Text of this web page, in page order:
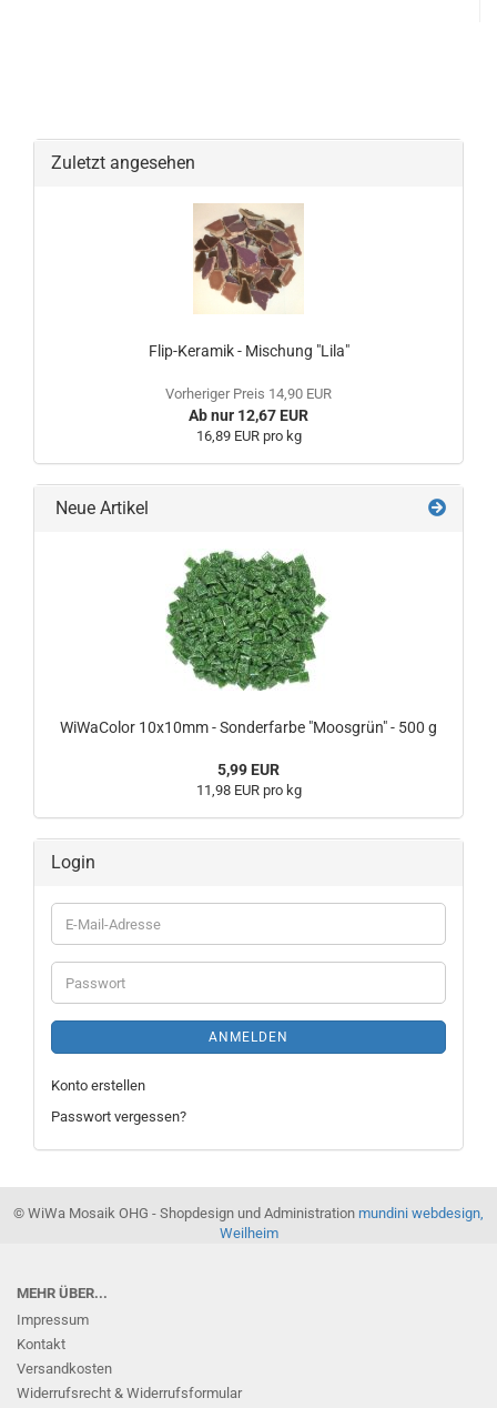
Zuletzt angesehen
Flip-Keramik - Mischung "Lila"
Vorheriger Preis 14,90 EUR
Ab nur 12,67 EUR
16,89 EUR pro kg
Neue Artikel
WiWaColor 10x10mm - Sonderfarbe "Moosgrün" - 500 g
5,99 EUR
11,98 EUR pro kg
Login
E-
Mail-
Adresse
Passwort
ANMELDEN
Konto erstellen
Passwort vergessen?
© WiWa Mosaik OHG - Shopdesign und Administration mundini webdesign,
Weilheim
MEHR ÜBER...
Impressum
Kontakt
Versandkosten
Widerrufsrecht & Widerrufsformular